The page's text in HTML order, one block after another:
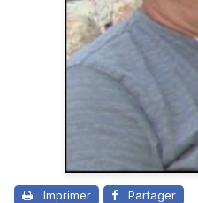
Imprimer Partager